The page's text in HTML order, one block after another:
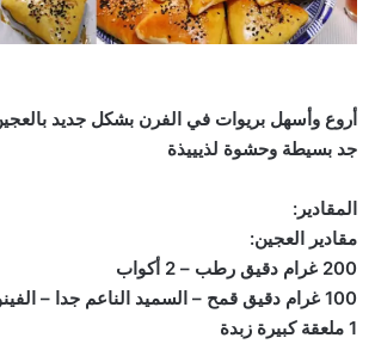
أروع وأسهل بريوات في الفرن بشكل جديد
جد بسيطة وحشوة لذيييذة
المقادير:
مقادير العجين:
200 غرام دقيق رطب – 2 أكواب
100 غرام دقيق قمح – السميد الناعم جدا – الفينو – 1 كوب
1 ملعقة كبيرة زبدة